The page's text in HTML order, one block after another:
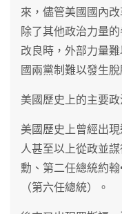
來，儘管美國國內
除了其他政治力量
改良時，外部力量
國兩黨制難以發生
美國歷史上的主要
美國歷史上曾經出
人甚至以上從政並
勳、第二任總統約翰
（第六任總統）。